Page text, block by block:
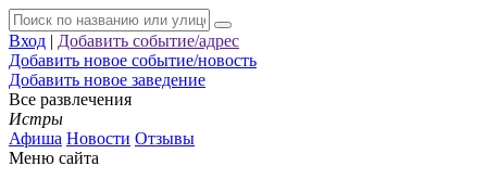
Вход | Добавить событие/адрес
Добавить новое событие/новость
Добавить новое заведение
Все развлечения
Истры
Афиша Новости Отзывы
Меню сайта